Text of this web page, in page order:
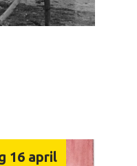
16 april